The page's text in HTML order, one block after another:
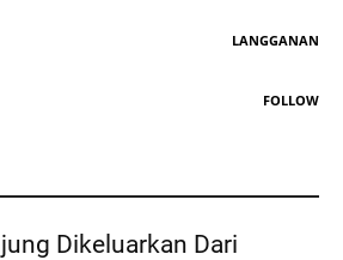
LANGGANAN
FOLLOW
Dikeluarkan Dari